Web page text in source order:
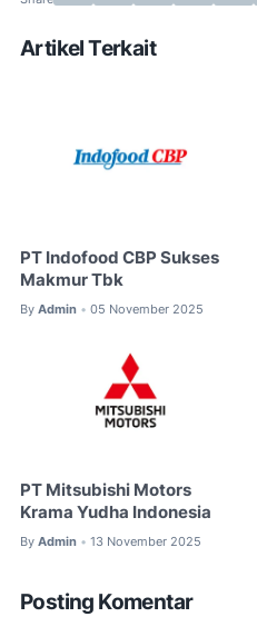
Artikel Terkait
PT Indofood CBP Sukses
Makmur Tbk
By Admin • 05 November 2025
PT Mitsubishi Motors
Krama Yudha Indonesia
By Admin • 13 November 2025
Posting Komentar